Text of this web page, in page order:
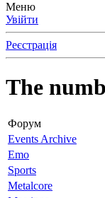
Меню
Увійти
Реєстрація
The
Форум
Events Archive
Emo
Sports
Metalcore